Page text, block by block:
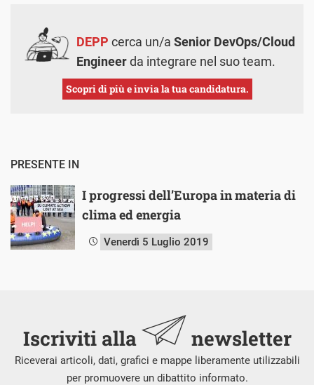
DEPP cerca un/a Senior DevOps/Cloud
Engineerda integrare nel suo team.
Scopri di più e invia la tua candidatura.
PRESENTE IN
I progressi dell’Europa in materia di
clima ed energia
Venerdì 5 Luglio 2019
Iscriviti alla newsletter
Riceverai articoli, dati, grafici e mappe liberamente utilizzabili
per promuovere un dibattito informato.